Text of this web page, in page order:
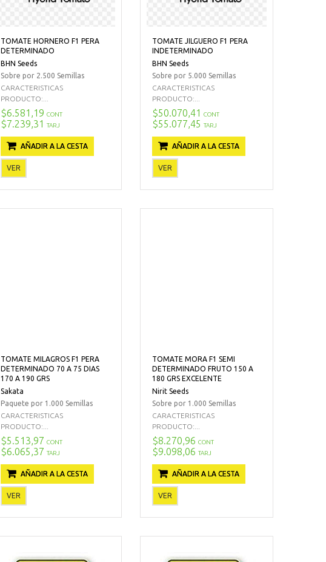
TOMATE HORNERO F1 PERA
DETERMINADO
BHN Seeds
Sobre por 2.500 Semillas
CARACTERISTICAS
PRODUCTO:...
$6.581,19 CONT
$7.239,31 TARJ
AÑADIR A LA CESTA
VER
TOMATE JILGUERO F1 PERA
INDETERMINADO
BHN Seeds
Sobre por 5.000 Semillas
CARACTERISTICAS
PRODUCTO:...
$50.070,41 CONT
$55.077,45 TARJ
AÑADIR A LA CESTA
VER
TOMATE MILAGROS F1 PERA
DETERMINADO 70 A 75 DIAS
170 A 190 GRS
Sakata
Paquete por 1.000 Semillas
CARACTERISTICAS
PRODUCTO:...
$5.513,97 CONT
$6.065,37 TARJ
AÑADIR A LA CESTA
VER
TOMATE MORA F1 SEMI
DETERMINADO FRUTO 150 A
180 GRS EXCELENTE
Nirit Seeds
Sobre por 1.000 Semillas
CARACTERISTICAS
PRODUCTO:...
$8.270,96 CONT
$9.098,06 TARJ
AÑADIR A LA CESTA
VER